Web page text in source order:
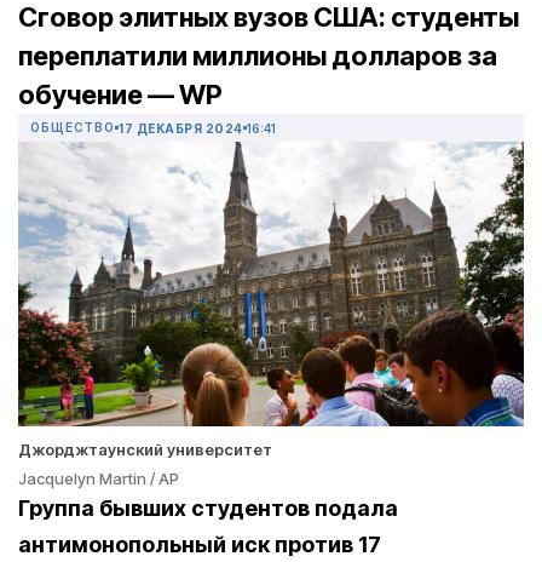
Сговор элитных вузов США: студенты
переплатили миллионы долларов за
обучение — WP
ОБЩЕСТВО 17 ДЕКАБРЯ 2024 16:41
Джорджтаунский университет
Jacquelyn Martin / AP
Группа бывших студентов подала
антимонопольный иск против 17